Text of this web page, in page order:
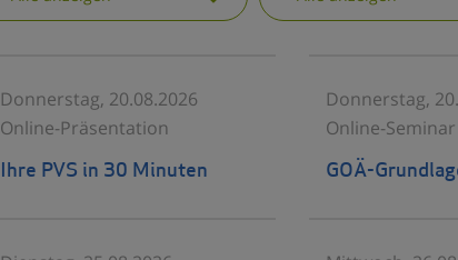
Donnerstag, 20.08.2026
Online-Präsentation
Ihre PVS in 30 Minuten
Donnerstag,
Online-Seminar
GOÄ-